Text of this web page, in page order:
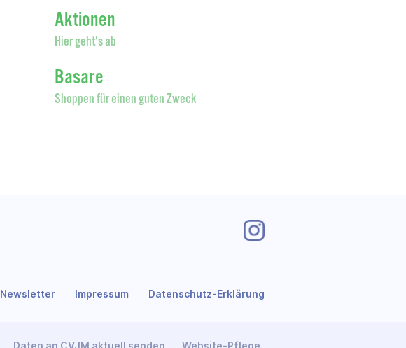
Aktionen
Hier geht's ab
Basare
Shoppen für einen guten Zweck
Newsletter Impressum Datenschutz-Erklärung
Daten an CVJM aktuell senden Website-Pflege